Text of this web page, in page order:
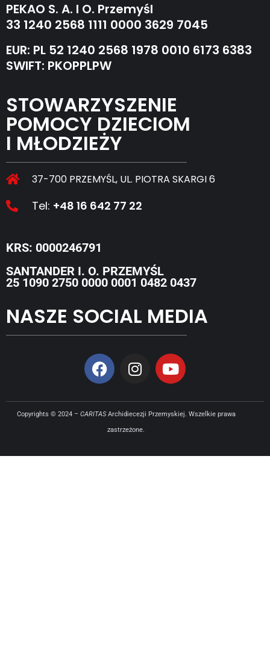
PEKAO S. A. I O. Przemyśl
33 1240 2568 1111 0000 3629 7045
EUR: PL 52 1240 2568 1978 0010 6173 6383
SWIFT: PKOPPLPW
STOWARZYSZENIE
POMOCY DZIECIOM
I MŁODZIEŻY
37-700 PRZEMYŚL, UL. PIOTRA SKARGI 6
Tel: +48 16 642 77 22
KRS: 0000246791
SANTANDER I. O. PRZEMYŚL
25 1090 2750 0000 0001 0482 0437
NASZE SOCIAL MEDIA
Copyrights © 2024 – CARITASArchidiecezji Przemyskiej. Wszelkie prawa
zastrzeżone.